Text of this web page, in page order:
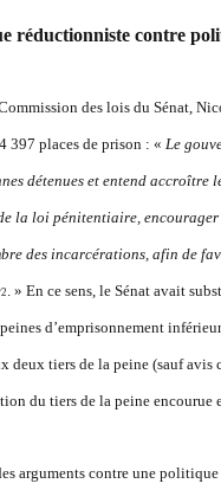
réductionniste contre
des lois du Sénat,
397 places de prison : « Le
détenues et entend
la loi pénitentiaire, encourager
des incarcérations, afin de
2 . » En ce sens, le Sénat avait
d’emprisonnement
deux tiers de la peine (sauf avis
du tiers de la peine encourue
arguments contre une